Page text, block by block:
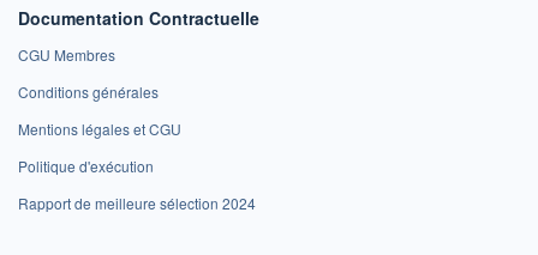
Documentation Contractuelle
CGU Membres
Conditions générales
Mentions légales et CGU
Politique d'exécution
Rapport de meilleure sélection 2024